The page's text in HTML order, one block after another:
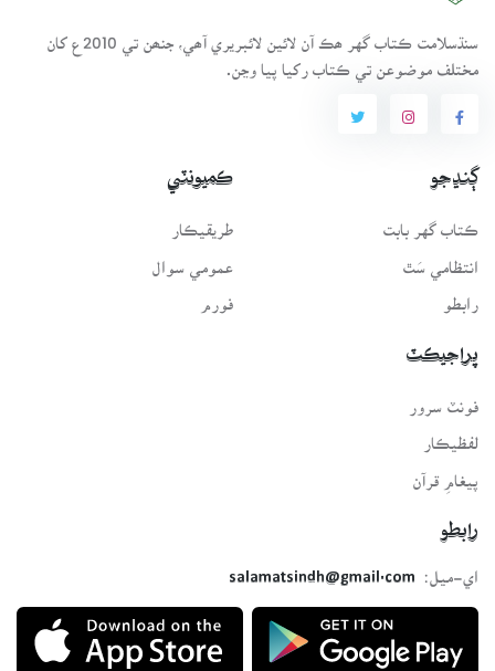
سنڌسلامت ڪتاب گهر ھڪ آن لائين لائبريري آھي، جنھن تي 2010ع کان
مختلف موضوعن تي ڪتاب رکيا پيا وڃن.
ڳنڍجو
ڪتاب گهر بابت
انتظامي سَٿ
رابطو
ڪميونٽي
طريقيڪار
عمومي سوال
فورم
پراجيڪٽ
لفظيڪار
پيغامِ قرآن
رابطو
اي-ميل:
salamatsindh@gmail.com